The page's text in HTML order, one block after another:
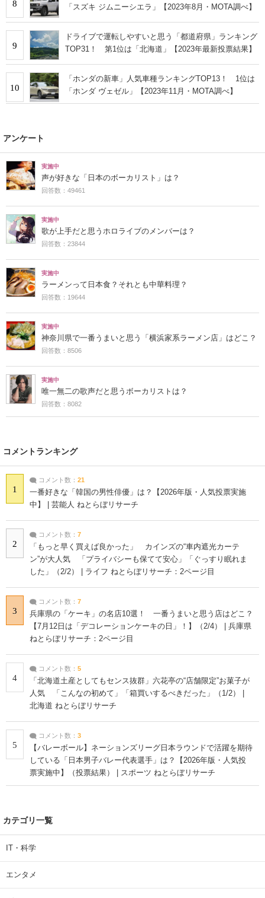
8 「スズキ ジムニーシエラ」【2023年8月・MOTA調べ】
9
ドライブで運転しやすいと思う「都道府県」ランキング
TOP31！ 第1位は「北海道」【2023年最新投票結果】
10
「ホンダの新車」人気車種ランキングTOP13！ 1位は
「ホンダ ヴェゼル」【2023年11月・MOTA調べ】
アンケート
実施中
声が好きな「日本のボーカリスト」は？
回答数：49461
実施中
歌が上手だと思うホロライブのメンバーは？
回答数：23844
実施中
ラーメンって日本食？それとも中華料理？
回答数：19644
実施中
神奈川県で一番うまいと思う「横浜家系ラーメン店」はどこ？
回答数：8506
実施中
唯一無二の歌声だと思うボーカリストは？
回答数：8082
コメントランキング
1
コメント数： 21
一番好きな「韓国の男性俳優」は？【2026年版・人気投票実施
中】 | 芸能人 ねとらぼリサーチ
2
コメント数： 7
「もっと早く買えば良かった」 カインズの“車内遮光カーテ
ン”が大人気 「プライバシーも保てて安心」「ぐっすり眠れま
した」（2/2） | ライフ ねとらぼリサーチ：2ページ目
3
コメント数： 7
兵庫県の「ケーキ」の名店10選！ 一番うまいと思う店はどこ？
【7月12日は「デコレーションケーキの日」！】（2/4） | 兵庫県
ねとらぼリサーチ：2ページ目
4
コメント数： 5
「北海道土産としてもセンス抜群」六花亭の“店舗限定”お菓子が
人気 「こんなの初めて」「箱買いするべきだった」（1/2） |
北海道 ねとらぼリサーチ
5
コメント数： 3
【バレーボール】ネーションズリーグ日本ラウンドで活躍を期待
している「日本男子バレー代表選手」は？【2026年版・人気投
票実施中】（投票結果） | スポーツ ねとらぼリサーチ
カテゴリ一覧
IT・科学
エンタメ